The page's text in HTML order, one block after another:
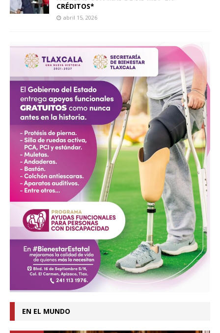
CRÉDITOS*
abril 15, 2026
EN EL MUNDO